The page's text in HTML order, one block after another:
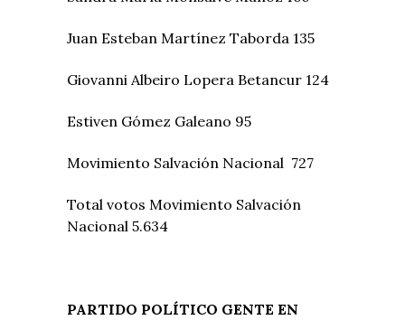
Juan Esteban Martínez Taborda 135
Giovanni Albeiro Lopera Betancur 124
Estiven Gómez Galeano 95
Movimiento Salvación Nacional 727
Total votos Movimiento Salvación
Nacional 5.634
PARTIDO POLÍTICO GENTE EN